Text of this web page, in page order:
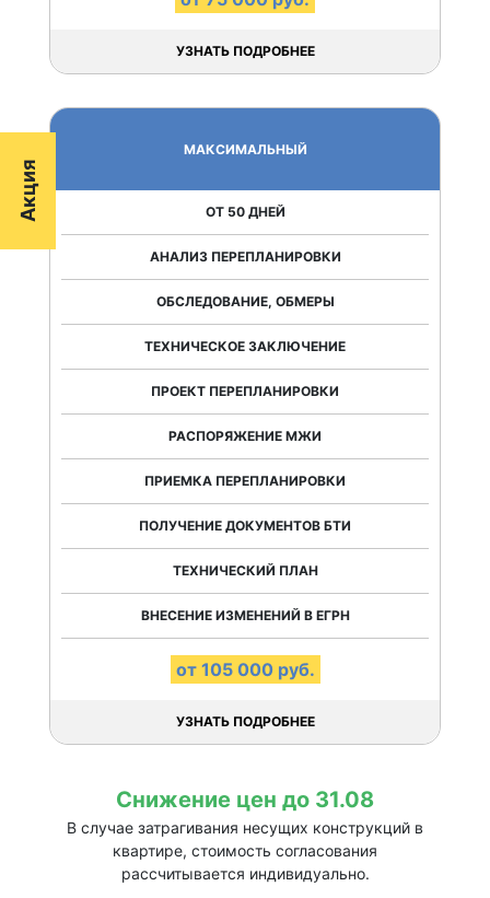
УЗНАТЬ ПОДРОБНЕЕ
МАКСИМАЛЬНЫЙ
ОТ 50 ДНЕЙ
АНАЛИЗ ПЕРЕПЛАНИРОВКИ
ОБСЛЕДОВАНИЕ, ОБМЕРЫ
ТЕХНИЧЕСКОЕ ЗАКЛЮЧЕНИЕ
ПРОЕКТ ПЕРЕПЛАНИРОВКИ
РАСПОРЯЖЕНИЕ МЖИ
ПРИЕМКА ПЕРЕПЛАНИРОВКИ
ПОЛУЧЕНИЕ ДОКУМЕНТОВ БТИ
ТЕХНИЧЕСКИЙ ПЛАН
ВНЕСЕНИЕ ИЗМЕНЕНИЙ В ЕГРН
от 105 000 руб.
УЗНАТЬ ПОДРОБНЕЕ
Снижение цен до 31.08
В случае затрагивания несущих конструкций в
квартире, стоимость согласования
рассчитывается индивидуально.
Акция